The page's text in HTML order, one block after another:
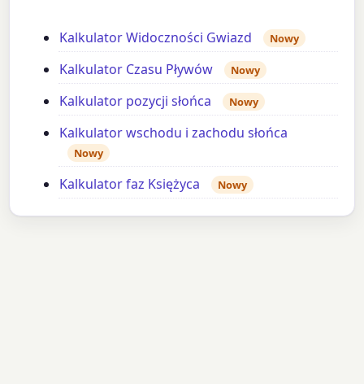
Kalkulator Widoczności Gwiazd Nowy
Kalkulator Czasu Pływów Nowy
Kalkulator pozycji słońca Nowy
Kalkulator wschodu i zachodu słońca
Nowy
Kalkulator faz Księżyca Nowy